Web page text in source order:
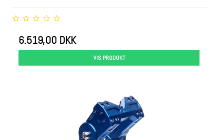
6.519,00 DKK
VIS PRODUKT